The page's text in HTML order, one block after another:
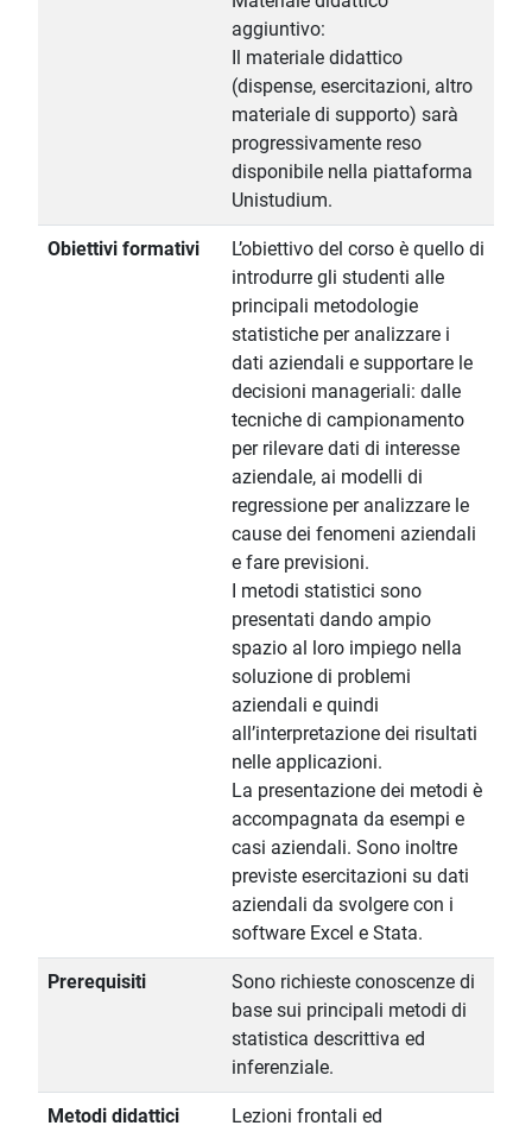
aggiuntivo:
Il materiale didattico
(dispense, esercitazioni, altro
materiale di supporto) sarà
progressivamente reso
disponibile nella piattaforma
Unistudium.
Obiettivi formativi
L’obiettivo del corso è quello di
introdurre gli studenti alle
principali metodologie
statistiche per analizzare i
dati aziendali e supportare le
decisioni manageriali: dalle
tecniche di campionamento
per rilevare dati di interesse
aziendale, ai modelli di
regressione per analizzare le
cause dei fenomeni aziendali
e fare previsioni.
I metodi statistici sono
presentati dando ampio
spazio al loro impiego nella
soluzione di problemi
aziendali e quindi
all’interpretazione dei risultati
nelle applicazioni.
La presentazione dei metodi è
accompagnata da esempi e
casi aziendali. Sono inoltre
previste esercitazioni su dati
aziendali da svolgere con i
software Excel e Stata.
Prerequisiti
Sono richieste conoscenze di
base sui principali metodi di
statistica descrittiva ed
inferenziale.
Metodi didattici
Lezioni frontali ed